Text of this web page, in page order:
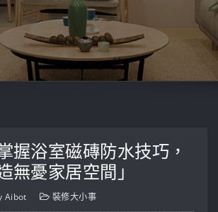
掌握浴室磁磚防水技巧，
無憂家居空間」
Aibot 裝修大小事